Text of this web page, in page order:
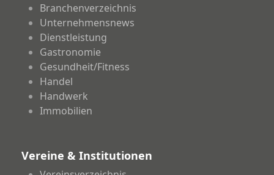
Branchenverzeichnis
Unternehmensnews
Dienstleistung
Gastronomie
Gesundheit/Fitness
Handel
Handwerk
Immobilien
Vereine & Institutionen